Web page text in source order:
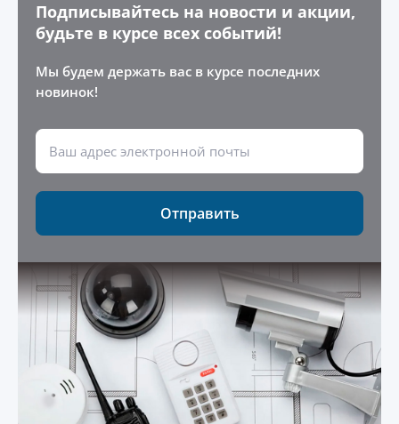
Подписывайтесь на новости и акции,
будьте в курсе всех событий!
Мы будем держать вас в курсе последних
новинок!
Отправить